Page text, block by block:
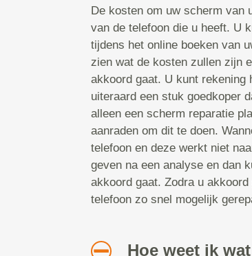
De kosten om uw scherm van
van de telefoon die u heeft. U
tijdens het online boeken van
zien wat de kosten zullen zijn
akkoord gaat. U kunt rekening
uiteraard een stuk goedkoper
alleen een scherm reparatie
aanraden om dit te doen.
telefoon en deze werkt niet
geven na een analyse en dan
akkoord gaat. Zodra u
telefoon zo snel mogelijk
Hoe weet ik